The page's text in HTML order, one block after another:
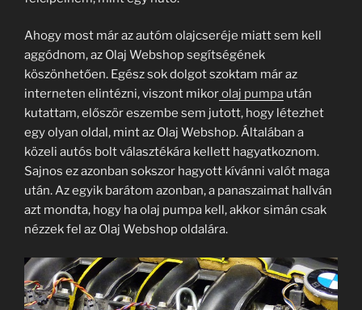
Ahogy most már az autóm olajcseréje miatt sem kell
aggódnom, az Olaj Webshop segítségének
köszönhetően. Egész sok dolgot szoktam már az
interneten elintézni, viszont mikorolaj pumpa után
kutattam, először eszembe sem jutott, hogy létezhet
egy olyan oldal, mint az Olaj Webshop. Általában a
közeli autós bolt választékára kellett hagyatkoznom.
Sajnos ez azonban sokszor hagyott kívánni valót maga
után. Az egyik barátom azonban, a panaszaimat hallván
azt mondta, hogy ha olaj pumpa kell, akkor simán csak
nézzek fel az Olaj Webshop oldalára.